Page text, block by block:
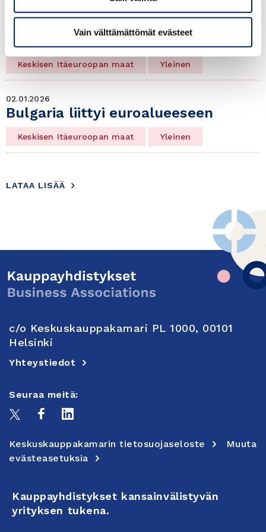
Vain välttämättömät evästeet
Construction Summit Türkiye 2026
- Construction Technologies and
Innovative Building Materials
Keskisen Itäeuroopan maat Yleinen
02.01.2026
Bulgaria liittyi euroalueeseen
Keskisen Itäeuroopan maat Yleinen
LATAA LISÄÄ
c/o Keskuskauppakamari PL 1000, 00101
Helsinki
Yhteystiedot
Seuraa meitä:
Keskuskauppakamarin tietosuojaseloste
Muuta
evästeasetuksia
Kauppayhdistykset kansainvälistyvän
yrityksen tukena.